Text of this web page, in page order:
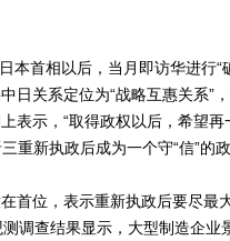
首相以后，当月即访华进行“
日关系定位为“战略互惠关系”
表示，“取得政权以后，希望再
重新执政后成为一个守“信”的政
位，表示重新执政后要尽最
调查结果显示，大型制造企业